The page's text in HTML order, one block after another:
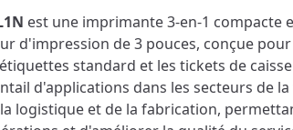
est une imprimante 3-en-1 compacte
d'impression de 3 pouces, conçue
standard et les tickets de
d'applications dans les secteurs de
logistique et de la fabrication,